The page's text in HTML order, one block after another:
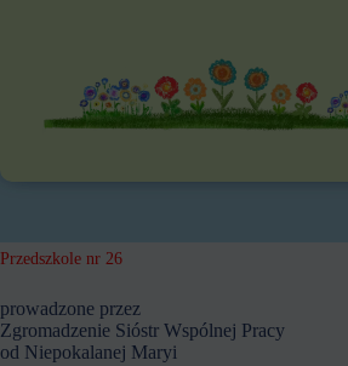
Przedszkole nr 26
prowadzone przez
Zgromadzenie Sióstr Wspólnej Pracy
od Niepokalanej Maryi